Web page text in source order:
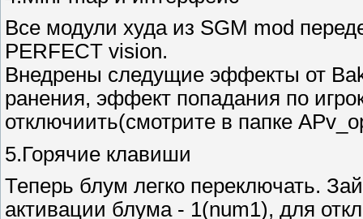
Все модули худа из SGM mod
PERFECT vision.
Внедрены следущие эффекты от
ранения, эффект попадания по
отключиить(смотрите в папке
5.Горячие клавиши
Теперь блум легко переключать.
активации блума - 1(num1), для